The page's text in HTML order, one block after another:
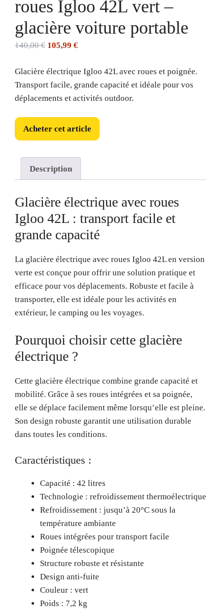
roues Igloo 42L vert –
glacière voiture portable
140,00€ Le
initial
était :
140,00 €.
105,99 €Le
actuel
est :
105,99 €.
Glacière électrique Igloo 42L avec roues et poignée.
Transport facile, grande capacité et idéale pour vos
déplacements et activités outdoor.
Acheter cet article
Description
Glacière électrique avec roues
Igloo 42L : transport facile et
grande capacité
La glacière électrique avec roues Igloo 42L en version
verte est conçue pour offrir une solution pratique et
efficace pour vos déplacements. Robuste et facile à
transporter, elle est idéale pour les activités en
extérieur, le camping ou les voyages.
Pourquoi choisir cette glacière
électrique ?
Cette glacière électrique combine grande capacité et
mobilité. Grâce à ses roues intégrées et sa poignée,
elle se déplace facilement même lorsqu’elle est pleine.
Son design robuste garantit une utilisation durable
dans toutes les conditions.
Caractéristiques :
Capacité : 42 litres
Technologie : refroidissement thermoélectrique
Refroidissement : jusqu’à 20°C sous la
température ambiante
Roues intégrées pour transport facile
Poignée télescopique
Structure robuste et résistante
Design anti-fuite
Couleur : vert
Poids : 7,2 kg